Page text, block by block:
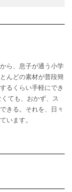
ら、息子が通う小学
んどの素材が普段簡
るくらい手軽にでき
ても、おかず、ス
きる。それを、日々
います。